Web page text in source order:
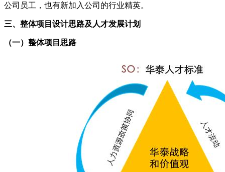
公司员工，也有新加入公司的行业精英。
三、整体项目设计思路及人才发展计划
（一）整体项目思路